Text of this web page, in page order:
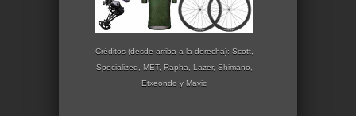
Créditos (desde arriba a la derecha): Scott,
Specialized, MET, Rapha, Lazer, Shimano,
Etxeondo y Mavic